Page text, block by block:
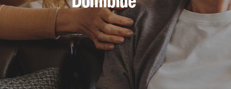
Accueils de jour Séjours